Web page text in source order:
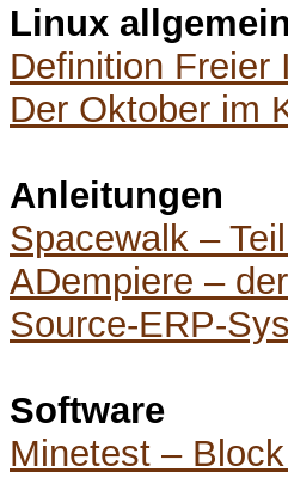
Linux allgemein
Definition Freier
Der Oktober im
Anleitungen
Spacewalk –
ADempiere –
Source-ERP-
Software
Minetest –